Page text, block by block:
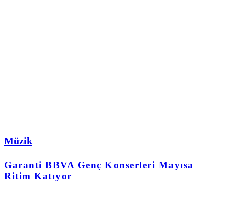
Müzik
Garanti BBVA Genç Konserleri Mayısa
Ritim Katıyor